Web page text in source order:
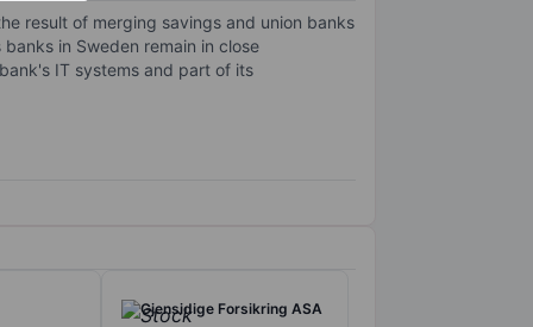
result of merging savings and union banks
in Sweden remain in close
IT systems and part of its
Gjensidige Forsikring ASA